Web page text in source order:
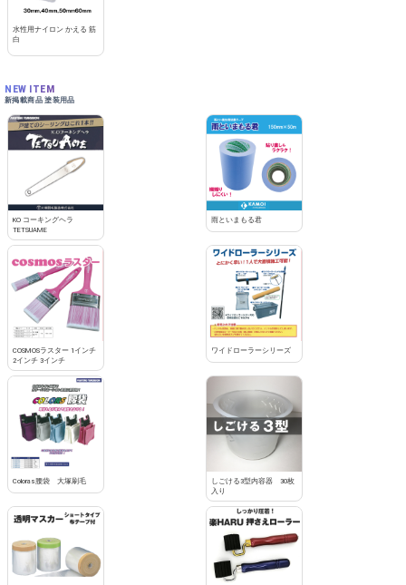
水性用ナイロン かえる 筋
白
NEW ITEM
新掲載商品 塗装用品
KO コーキングヘラ
TETSUAME
雨といまもる君
COSMOSラスター 1インチ
2インチ 3インチ
ワイドローラーシリーズ
Coloras腰袋 大塚刷毛
しごける3型内容器 30枚
入り